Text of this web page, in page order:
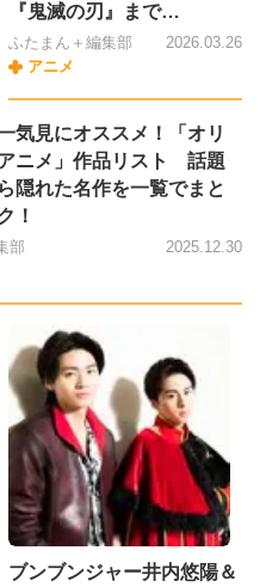
『鬼滅の刃』まで…
ふたまん＋編集部
アニメ
2026.03.26
気見にオススメ！「オリ
ニメ」作品リスト 話題
隠れた名作を一覧でまと
！
部
2025.12.30
ブンブンジャー井内悠陽＆